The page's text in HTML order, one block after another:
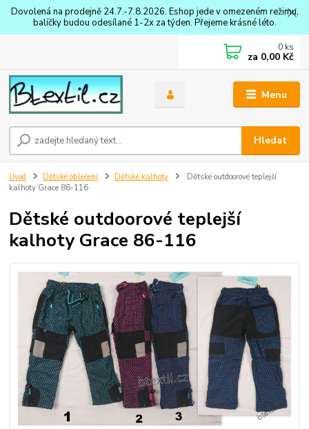
Dovolená na prodejně 24.7.-7.8.2026. Eshop jede v omezeném režimu,
balíčky budou odesílané 1-2x za týden. Přejeme krásné léto.
Menu
Hledat
0 ks
za 0,00 Kč
Úvod Dětské oblečení Dětské kalhoty
Dětské outdoorové teplejší
kalhoty Grace 86-116
Dětské outdoorové teplejší
kalhoty Grace 86-116